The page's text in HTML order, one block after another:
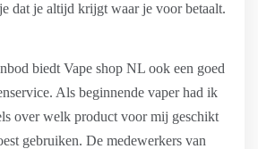
dat je altijd krijgt waar je voor betaalt.
biedt Vape shop NL ook een goed
Als beginnende vaper had ik
over welk product voor mij geschikt
gebruiken. De medewerkers van